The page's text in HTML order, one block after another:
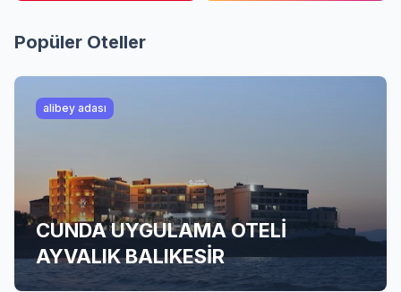
Popüler Oteller
alibey adası
CUNDA UYGULAMA OTELİ
AYVALIK BALIKESİR